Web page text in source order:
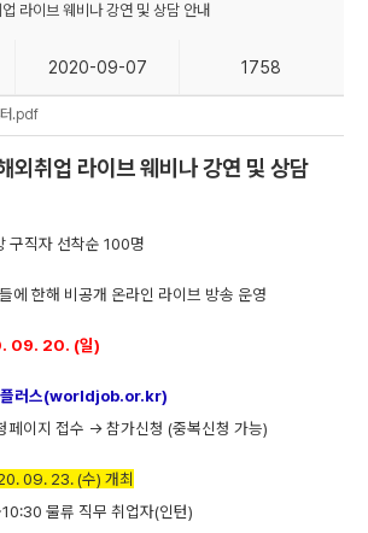
라이브 웨비나 강연 및 상담 안내
2020-09-07 1758
터.pdf
외취업 라이브 웨비나 강연 및 상담
직자 선착순 100명
에 한해 비공개 온라인 라이브 방송 운영
09. 20. (일)
러스(worldjob.or.kr)
페이지 접수 → 참가신청 (중복신청 가능)
09. 23. (수) 개최
류 직무 취업자(인턴)